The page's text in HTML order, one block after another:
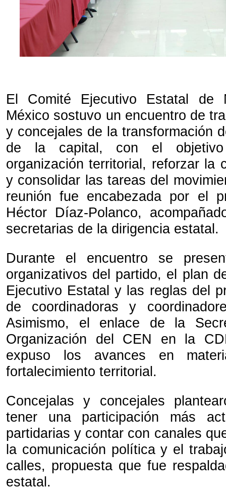
El Comité Ejecutivo Estatal de
México sostuvo un encuentro de
y concejales de la transformación
de la capital, con el
organización territorial, reforzar la
y consolidar las tareas del
reunión fue encabezada por el
Héctor Díaz-Polanco,
secretarias de la dirigencia estatal.
Durante el encuentro se
organizativos del partido, el plan
Ejecutivo Estatal y las reglas del
de coordinadoras y
Asimismo, el enlace de la
Organización del CEN en la
expuso los avances en
fortalecimiento territorial.
Concejalas y concejales
tener una participación más
partidarias y contar con canales
la comunicación política y el
calles, propuesta que fue
estatal.